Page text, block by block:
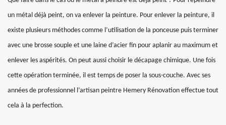
un métal déjà peint, on va enlever la peinture. Pour enlever la peinture, il
existe plusieurs méthodes comme l’utilisation de la ponceuse puis terminer
avec une brosse souple et une laine d’acier fin pour aplanir au maximum et
enlever les aspérités. On peut aussi choisir le décapage chimique. Une fois
cette opération terminée, il est temps de poser la sous-couche. Avec ses
années de professionnel l’artisan peintre Hemery Rénovation effectue tout
cela à la perfection.